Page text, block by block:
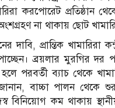
করপোরেট প্রতিষ্ঠান
না থাকায় ছোট
প্রান্তিক খামারিরা
ব্রয়লার মুরগির
পরবর্তী ব্যাচ থেকে
জানান, বাচ্চা পালন থেকে
বিনিয়োগ কম থাকায়